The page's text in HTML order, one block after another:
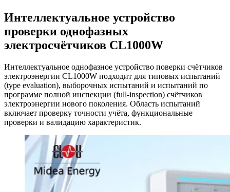
Интеллектуальное устройство
проверки однофазных
электросчётчиков CL1000W
Интеллектуальное однофазное устройство поверки счётчиков
электроэнергии CL1000W подходит для типовых испытаний
(type evaluation), выборочных испытаний и испытаний по
программе полной инспекции (full-inspection) счётчиков
электроэнергии нового поколения. Область испытаний
включает проверку точности учёта, функциональные
проверки и валидацию характеристик.